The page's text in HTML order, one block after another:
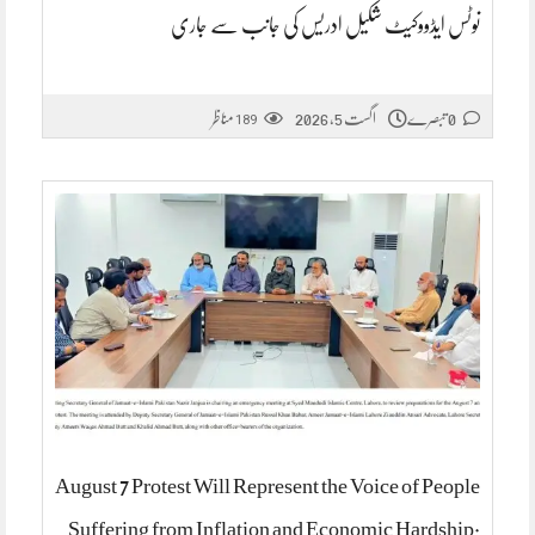
نوٹس ایڈووکیٹ شکیل ادریس کی جانب سے جاری
اگست 5, 2026 189 مناظر
August 7 Protest Will Represent the Voice of People
Suffering from Inflation and Economic Hardship: